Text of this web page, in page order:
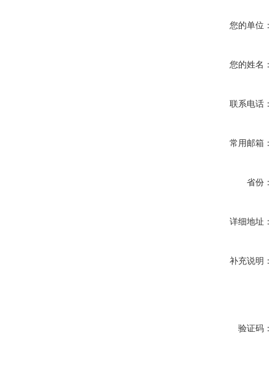
您的单位：
您的姓名：
联系电话：
常用邮箱：
省份：
详细地址：
补充说明：
验证码：